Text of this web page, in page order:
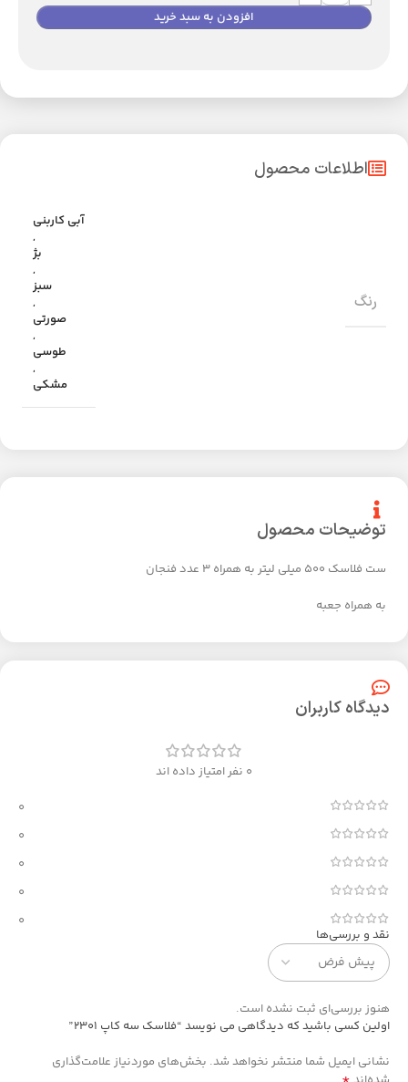
افزودن به سبد خرید
توضیحات محصول
ست فلاسک 500 میلی لیتر به همراه 3 عدد فنجان
به همراه جعبه
اطلاعات محصول
رنگ
آبی کاربنی
,
بژ
,
سبز
,
صورتی
,
طوسی
,
مشکی
دیدگاه کاربران
0 نفر امتیاز داده اند
0
0
0
0
0
نقد و بررسی‌ها
هنوز بررسی‌ای ثبت نشده است.
اولین کسی باشید که دیدگاهی می نویسد “فلاسک سه کاپ 2301”
نشانی ایمیل شما منتشر نخواهد شد. بخش‌های موردنیاز علامت‌گذاری